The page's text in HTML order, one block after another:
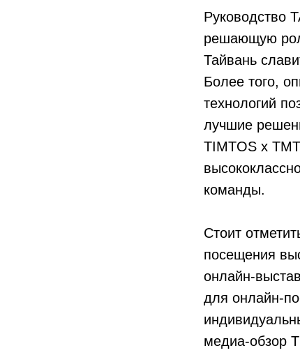
Руководство
решающую
Тайвань
Более того,
технологий
лучшие
TIMTOS x
команды.
Стоит
посещения
онлайн-
для онлайн-
медиа-обзор